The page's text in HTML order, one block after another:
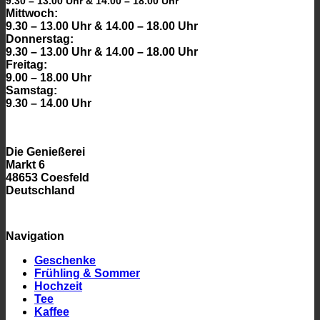
Mittwoch:
9.30 – 13.00 Uhr & 14.00 – 18.00 Uhr
Donnerstag:
9.30 – 13.00 Uhr & 14.00 – 18.00 Uhr
Freitag:
9.00 – 18.00 Uhr
Samstag:
9.30 – 14.00 Uhr
Die Genießerei
Markt 6
48653 Coesfeld
Deutschland
Navigation
Geschenke
Frühling & Sommer
Hochzeit
Tee
Kaffee